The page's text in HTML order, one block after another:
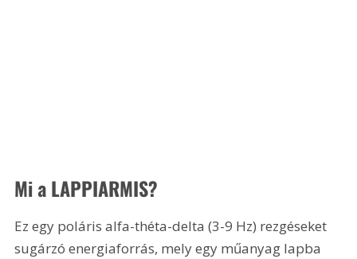
Mi a LAPPIARMIS?
Ez egy poláris alfa-théta-delta (3-9 Hz) rezgéseket
sugárzó energiaforrás, mely egy műanyag lapba